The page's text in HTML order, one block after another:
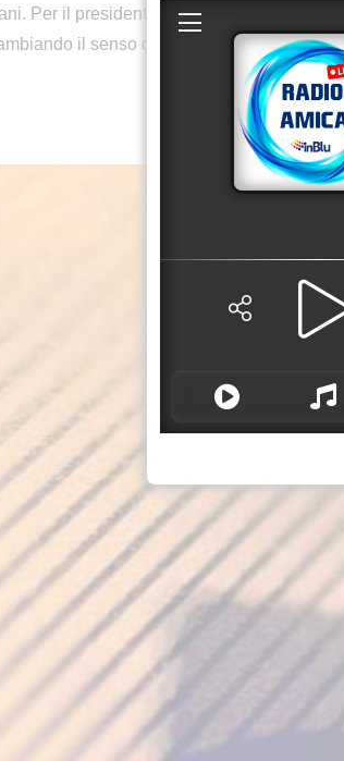
Per il presidente della Fnomceo, Filippo
il senso della professione e le